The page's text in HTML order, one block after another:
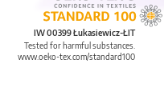
IW 00399 Łukasiewicz-ŁIT
Tested for harmful substances.
www.oeko-tex.com/standard100